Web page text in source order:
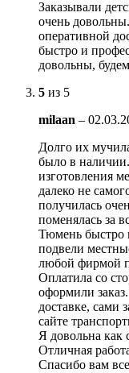
Заказывали
очень
оперативной
быстро и
довольны,
5 из 5
milaan –
Долго их
было в
изготовления
далеко не
получилась
поменялась за
Тюмень быстро
подвели
любой фирмой
Оплатила со
оформили
доставке, сами
сайте
Я довольна как
Отличная
Спасибо вам